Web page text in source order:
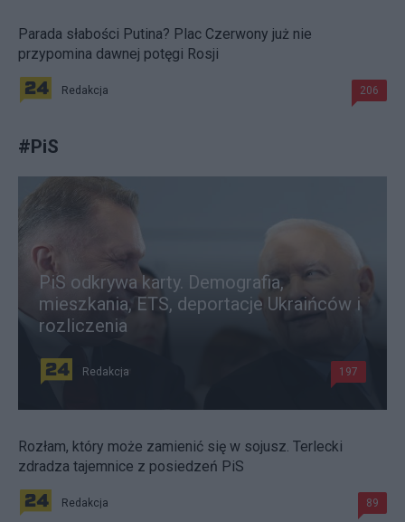
Parada słabości Putina? Plac Czerwony już nie
przypomina dawnej potęgi Rosji
Redakcja 206
#PiS
PiS odkrywa karty. Demografia,
mieszkania, ETS, deportacje Ukraińców i
rozliczenia
Redakcja 197
Rozłam, który może zamienić się w sojusz. Terlecki
zdradza tajemnice z posiedzeń PiS
Redakcja 89